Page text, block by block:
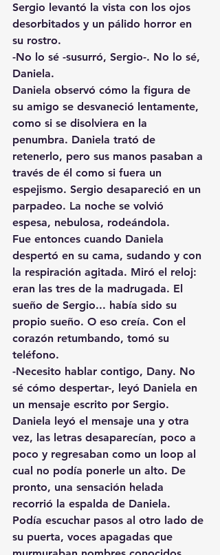
Sergio levantó la vista con los ojos
desorbitados y un pálido horror en
su rostro.
-No lo sé -susurró, Sergio-. No lo sé,
Daniela.
Daniela observó cómo la figura de
su amigo se desvaneció lentamente,
como si se disolviera en la
penumbra. Daniela trató de
retenerlo, pero sus manos pasaban a
través de él como si fuera un
espejismo. Sergio desapareció en un
parpadeo. La noche se volvió
espesa, nebulosa, rodeándola.
Fue entonces cuando Daniela
despertó en su cama, sudando y con
la respiración agitada. Miró el reloj:
eran las tres de la madrugada. El
sueño de Sergio... había sido su
propio sueño. O eso creía. Con el
corazón retumbando, tomó su
teléfono.
-Necesito hablar contigo, Dany. No
sé cómo despertar-, leyó Daniela en
un mensaje escrito por Sergio.
Daniela leyó el mensaje una y otra
vez, las letras desaparecían, poco a
poco y regresaban como un loop al
cual no podía ponerle un alto. De
pronto, una sensación helada
recorrió la espalda de Daniela.
Podía escuchar pasos al otro lado de
su puerta, voces apagadas que